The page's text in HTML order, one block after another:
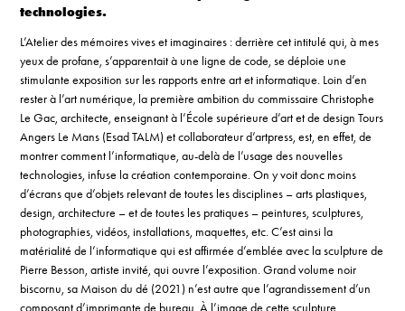
technologies.
L’Atelier des mémoires vives et imaginaires : derrière cet intitulé qui, à mes
yeux de profane, s’apparentait à une ligne de code, se déploie une
stimulante exposition sur les rapports entre art et informatique. Loin d’en
rester à l’art numérique, la première ambition du commissaire Christophe
Le Gac, architecte, enseignant à l’École supérieure d’art et de design Tours
Angers Le Mans (Esad TALM) et collaborateur d’artpress, est, en effet, de
montrer comment l’informatique, au-delà de l’usage des nouvelles
technologies, infuse la création contemporaine. On y voit donc moins
d’écrans que d’objets relevant de toutes les disciplines – arts plastiques,
design, architecture – et de toutes les pratiques – peintures, sculptures,
photographies, vidéos, installations, maquettes, etc. C’est ainsi la
matérialité de l’informatique qui est affirmée d’emblée avec la sculpture de
Pierre Besson, artiste invité, qui ouvre l’exposition. Grand volume noir
biscornu, sa Maison du dé (2021) n’est autre que l’agrandissement d’un